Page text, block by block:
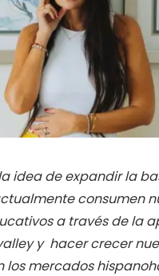
idea de expandir la
consumen
a través de la
y hacer crecer
los mercados